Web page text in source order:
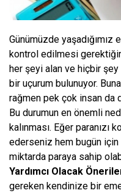
Günümüzde yaşadığımız
kontrol edilmesi
her şeyi alan ve hiçbir şey
bir uçurum bulunuyor.
rağmen pek çok insan da
Bu durumun en önemli
kalınması. Eğer paranızı
ederseniz hem bugün
miktarda paraya sahip
Yardımcı Olacak
gereken kendinize bir